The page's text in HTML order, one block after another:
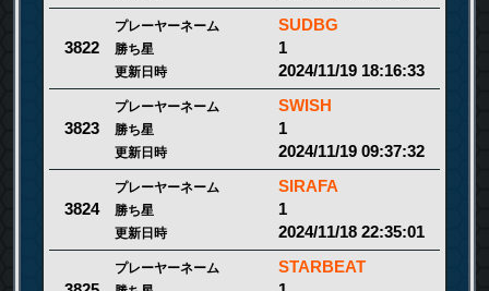
3822
プレーヤーネーム SUDBG
勝ち星 1
更新日時 2024/11/19 18:16:33
3823
プレーヤーネーム SWISH
勝ち星 1
更新日時 2024/11/19 09:37:32
3824
プレーヤーネーム SIRAFA
勝ち星 1
更新日時 2024/11/18 22:35:01
プレーヤーネーム STARBEAT